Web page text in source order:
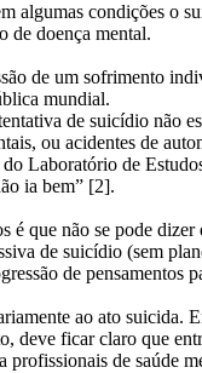
algumas condições o
de doença mental.
de um sofrimento
mundial.
de suicídio não
ou acidentes de
Laboratório de
ia bem” [2].
é que não se pode
de suicídio (sem
de pensamentos
ao ato suicida.
deve ficar claro que
profissionais de saúde